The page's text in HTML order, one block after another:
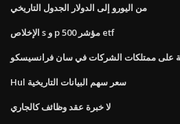
من اليورو إلى الدولار الجدول التاريخي
الإخلاص s و p 500 مؤشر etf
على ممتلكات الشركات في سان فرانسيسكو
Hul سعر سهم البيانات التاريخية
لا خبرة عقد وظائف كالجاري